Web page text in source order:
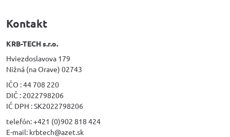
Kontakt
KRB-TECH s.r.o.
Hviezdoslavova 179
Nižná (na Orave) 02743
IČO : 44 708 220
DIČ : 2022798206
IČ DPH : SK2022798206
telefón: +421 (0)902 818 424
E-mail: krbtech@azet.sk